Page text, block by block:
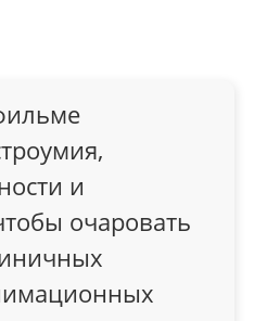
и
очаровать